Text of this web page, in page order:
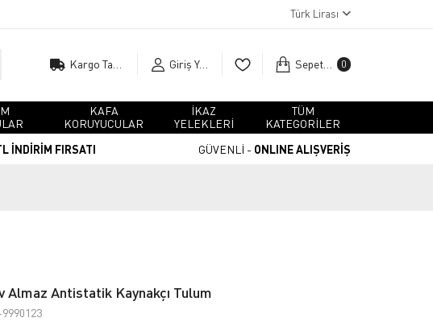
Türk Lirası
Giriş Yap Sepetim 0
KAFA
KORUYUCULAR
İKAZ
YELEKLERİ
TÜM
KATEGORİLER
İNDİRİM FIRSATI GÜVENLİ - ONLINE ALIŞVERİŞ
Almaz Antistatik Kaynakçı Tulum
9990123